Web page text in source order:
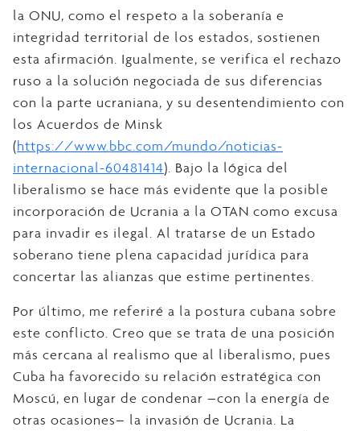
la ONU, como el respeto a la soberanía e
integridad territorial de los estados, sostienen
esta afirmación. Igualmente, se verifica el rechazo
ruso a la solución negociada de sus diferencias
con la parte ucraniana, y su desentendimiento con
los Acuerdos de Minsk
(https://www.bbc.com/mundo/noticias-
internacional-60481414). Bajo la lógica del
liberalismo se hace más evidente que la posible
incorporación de Ucrania a la OTAN como excusa
para invadir es ilegal. Al tratarse de un Estado
soberano tiene plena capacidad jurídica para
concertar las alianzas que estime pertinentes.
Por último, me referiré a la postura cubana sobre
este conflicto. Creo que se trata de una posición
más cercana al realismo que al liberalismo, pues
Cuba ha favorecido su relación estratégica con
Moscú, en lugar de condenar –con la energía de
otras ocasiones– la invasión de Ucrania. La